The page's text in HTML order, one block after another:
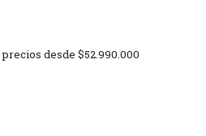
desde $52.990.000